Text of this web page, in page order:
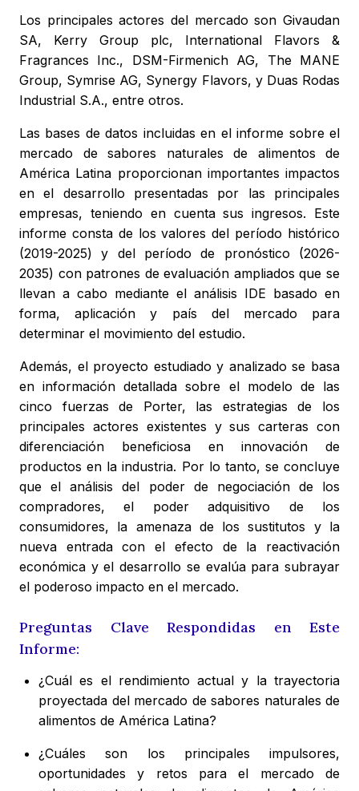
Los principales actores del mercado son Givaudan
SA, Kerry Group plc, International Flavors &
Fragrances Inc., DSM-Firmenich AG, The MANE
Group, Symrise AG, Synergy Flavors, y Duas Rodas
Industrial S.A., entre otros.
Las bases de datos incluidas en el informe sobre el
mercado de sabores naturales de alimentos de
América Latina proporcionan importantes impactos
en el desarrollo presentadas por las principales
empresas, teniendo en cuenta sus ingresos. Este
informe consta de los valores del período histórico
(2019-2025) y del período de pronóstico (2026-
2035) con patrones de evaluación ampliados que se
llevan a cabo mediante el análisis IDE basado en
forma, aplicación y país del mercado para
determinar el movimiento del estudio.
Además, el proyecto estudiado y analizado se basa
en información detallada sobre el modelo de las
cinco fuerzas de Porter, las estrategias de los
principales actores existentes y sus carteras con
diferenciación beneficiosa en innovación de
productos en la industria. Por lo tanto, se concluye
que el análisis del poder de negociación de los
compradores, el poder adquisitivo de los
consumidores, la amenaza de los sustitutos y la
nueva entrada con el efecto de la reactivación
económica y el desarrollo se evalúa para subrayar
el poderoso impacto en el mercado.
Preguntas Clave Respondidas en Este
Informe:
¿Cuál es el rendimiento actual y la trayectoria
proyectada del mercado de sabores naturales de
alimentos de América Latina?
¿Cuáles son los principales impulsores,
oportunidades y retos para el mercado de